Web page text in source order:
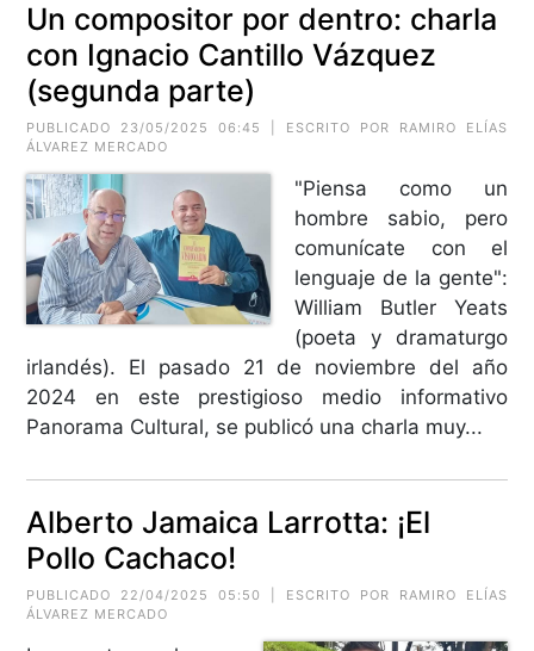
Un compositor por dentro: charla
con Ignacio Cantillo Vázquez
(segunda parte)
PUBLICADO 23/05/2025 06:45 | ESCRITO POR RAMIRO ELÍAS
ÁLVAREZ MERCADO
"Piensa como un
hombre sabio, pero
comunícate con el
lenguaje de la gente":
William Butler Yeats
(poeta y dramaturgo
irlandés). El pasado 21 de noviembre del año
2024 en este prestigioso medio informativo
Panorama Cultural, se publicó una charla muy...
Alberto Jamaica Larrotta: ¡El
Pollo Cachaco!
PUBLICADO 22/04/2025 05:50 | ESCRITO POR RAMIRO ELÍAS
ÁLVAREZ MERCADO